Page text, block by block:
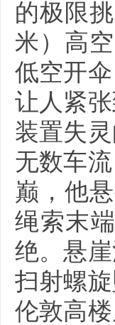
的极限
米）高
低空开
让人紧
装置失
无数车
巅，他
绳索末
绝。悬
扫射螺
伦敦高